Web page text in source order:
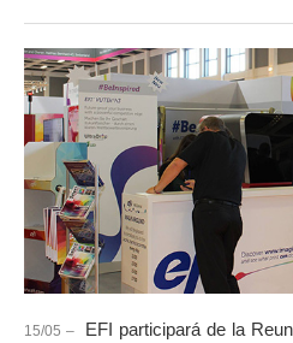
15/05 –
EFI participará de la